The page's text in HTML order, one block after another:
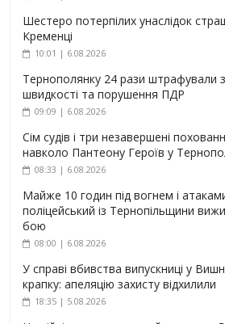
Шестеро потерпілих унаслідок
Кременці
10:01 | 6.08.2026
Тернополянку 24 рази штрафували
швидкості та порушення ПДР
09:09 | 6.08.2026
Сім судів і три незавершені
навколо Пантеону Героїв у
08:33 | 6.08.2026
Майже 10 годин під вогнем і
поліцейський із Тернопільщини
бою
08:00 | 6.08.2026
У справі вбивства випускниці у
крапку: апеляцію захисту відхилили
18:35 | 5.08.2026